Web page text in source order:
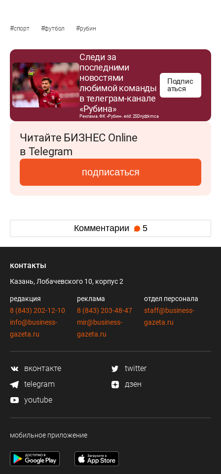
#спорт #футбол #рубин
Следи за
последними
новостями
любимой команды
в телеграм-канале
«Рубина»
Реклама. ФК «Рубин». erid: 2SDnjdzkmca
Подпис
аться
Читайте БИЗНЕС Online
в Telegram
подписаться
Комментарии 5
контакты
Казань, Лобачевского 10, корпус 2
редакция
8 (843) 202-12-10
info@business-
gazeta.ru
реклама
8 (843) 203-48-47
mir@business-
gazeta.ru
отдел персонала
staff@business-
gazeta.ru
вконтакте
twitter
telegram
дзен
youtube
мобильное приложение